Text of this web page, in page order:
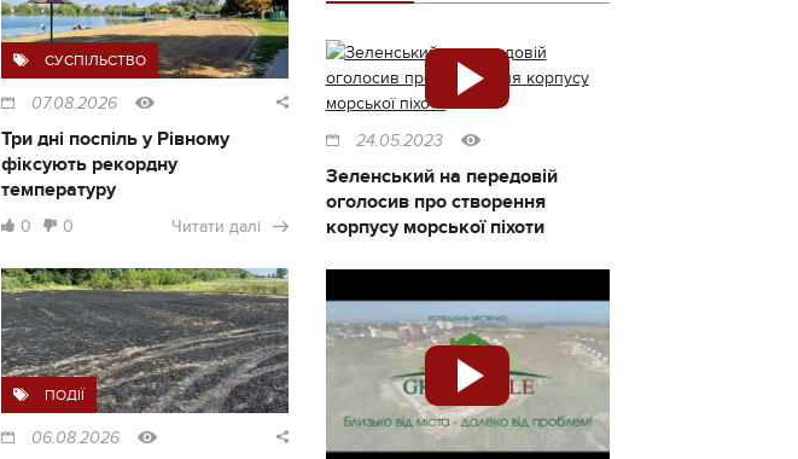
СУСПІЛЬСТВО
07.08.2026
Три дні поспіль у Рівному
фіксують рекордну
температуру
0 0 Читати далі
ПОДІЇ
06.08.2026
24.05.2023
Зеленський на передовій
оголосив про створення
корпусу морської піхоти